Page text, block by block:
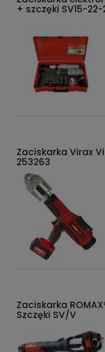
+ szczęki SV15-
Zaciskarka Virax
253263
Zaciskarka
Szczęki SV/V